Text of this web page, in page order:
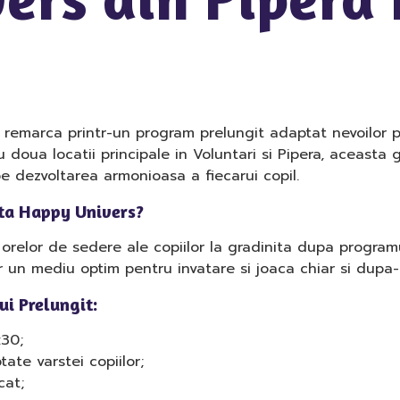
remarca printr-un program prelungit adaptat
locatii principale in Voluntari si Pipera, aceasta
armonioasa a fiecarui copil.
Happy Univers?
de sedere ale copiilor la gradinita dupa
mediu optim pentru invatare si joaca chiar si dupa-
Prelungit:
varstei copiilor;